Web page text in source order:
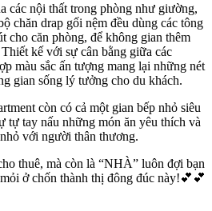
các nội thất trong phòng như giường,
chăn drap gối nệm đều dùng các tông
cho căn phòng, để không gian thêm
kế với sự cân bằng giữa các
màu sắc ấn tượng mang lại những nét
gian sống lý tưởng cho du khách.
còn có cả một gian bếp nhỏ siêu
tự tay nấu những món ăn yêu thích và
với người thân thương.
thuê, mà còn là “NHÀ” luôn đợi bạn
ở chốn thành thị đông đúc này!💕💕